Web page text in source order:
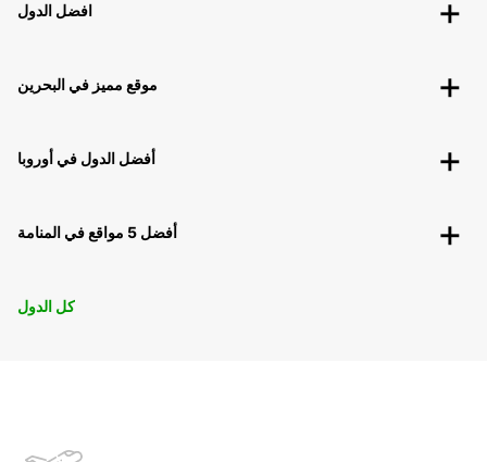
افضل الدول
موقع مميز في البحرين
أفضل الدول في أوروبا
أفضل 5 مواقع في المنامة
كل الدول